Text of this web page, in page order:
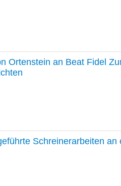
Ortenstein an Beat Fidel
Schreinerarbeiten an